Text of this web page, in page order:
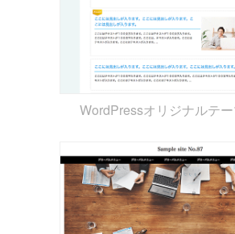
WordPressオリジナルテ